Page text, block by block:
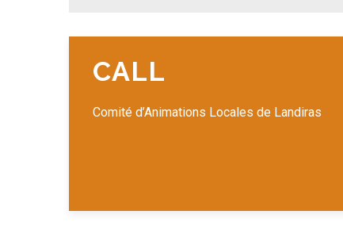
CALL
Comité d’Animations Locales de Landiras